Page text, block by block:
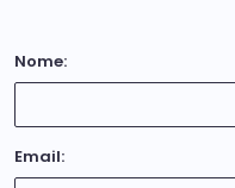
Nome:
Email: